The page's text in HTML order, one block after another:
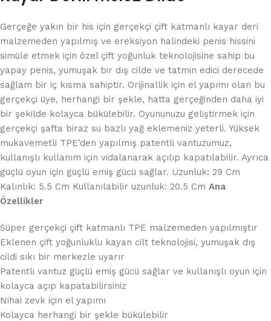
Gerçeğe yakın bir his için gerçekçi çift katmanlı kayar deri
malzemeden yapılmış ve ereksiyon halindeki penis hissini
simüle etmek için özel çift yoğunluk teknolojisine sahip bu
yapay penis, yumuşak bir dış cilde ve tatmin edici derecede
sağlam bir iç kısma sahiptir. Orijinallik için el yapımı olan bu
gerçekçi üye, herhangi bir şekle, hatta gerçeğinden daha iyi
bir şekilde kolayca bükülebilir. Oyununuzu geliştirmek için
gerçekçi şafta biraz su bazlı yağ eklemeniz yeterli. Yüksek
mukavemetli TPE’den yapılmış patentli vantuzumuz,
kullanışlı kullanım için vidalanarak açılıp kapatılabilir. Ayrıca
güçlü oyun için güçlü emiş gücü sağlar. Uzunluk: 29 Cm
Kalınlık: 5.5 Cm Kullanılabilir uzunluk: 20.5 Cm Ana
Özellikler
Süper gerçekçi çift katmanlı TPE malzemeden yapılmıştır
Eklenen çift yoğunluklu kayan cilt teknolojisi, yumuşak dış
cildi sıkı bir merkezle uyarır
Patentli vantuz güçlü emiş gücü sağlar ve kullanışlı oyun için
kolayca açıp kapatabilirsiniz
Nihai zevk için el yapımı
Kolayca herhangi bir şekle bükülebilir